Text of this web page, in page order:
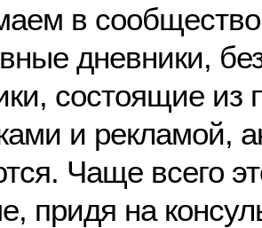
в
дневники,
состоящие из
и рекламой,
Чаще всего
придя на